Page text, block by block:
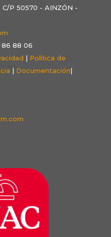
P 50570 - AINZÓN -
86 88 06
| Política de
| Documentación|